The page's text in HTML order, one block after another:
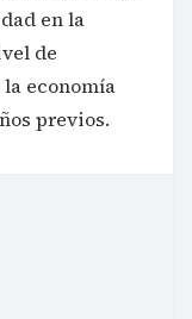
en la
de
economía
previos.